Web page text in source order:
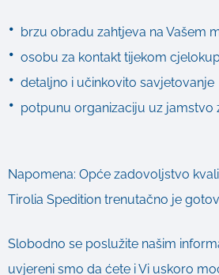
brzu obradu zahtjeva na Vašem
osobu za kontakt tijekom
detaljno i učinkovito savjetovanje
potpunu organizaciju uz jamstvo
Napomena: Opće zadovoljstvo
Tirolia Spedition trenutačno je
Slobodno se poslužite našim
uvjereni smo da ćete i Vi uskoro